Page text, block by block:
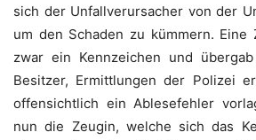
sich der Unfallverursacher von der
um den Schaden zu kümmern.
zwar ein Kennzeichen und
Besitzer, Ermittlungen der Polizei
offensichtlich ein Ablesefehler
nun die Zeugin, welche sich das